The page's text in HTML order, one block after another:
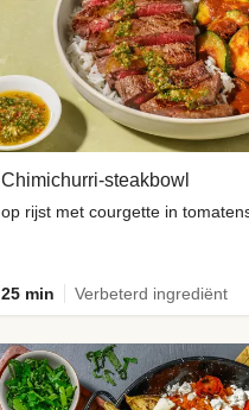
Chimichurri-steakbowl
op rijst met courgette in
25 min Verbeterd ingrediënt